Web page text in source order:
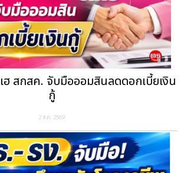
สกสค. จับมือออมสินลดดอกเบี้ยเงิน
กู้
2 ส.ค. 2569